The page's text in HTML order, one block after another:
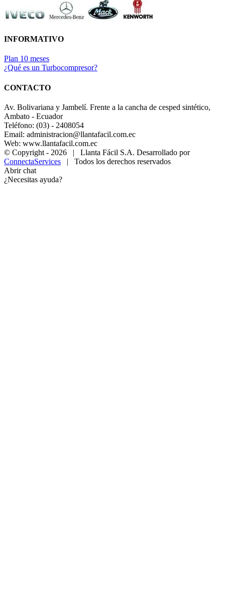
INFORMATIVO
Plan 10 meses
¿Qué es un Turbocompresor?
CONTACTO
Av. Bolivariana y Jambelí. Frente a la cancha de cesped sintético,
Ambato - Ecuador
Teléfono: (03) - 2408054
Email: administracion@llantafacil.com.ec
Web: www.llantafacil.com.ec
© Copyright - 2026 | Llanta Fácil S.A. Desarrollado por
ConnectaServices | Todos los derechos reservados
Abrir chat
¿Necesitas ayuda?